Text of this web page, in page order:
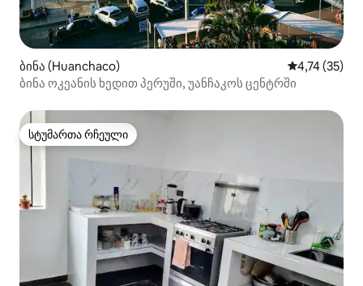
ბინა (Huanchaco) საშუალო
4,74 (35)
ბინა ოკეანის ხედით პერუში, უანჩაკოს ცენტრში
სტუმართა რჩეული
სტუმართა რჩეული